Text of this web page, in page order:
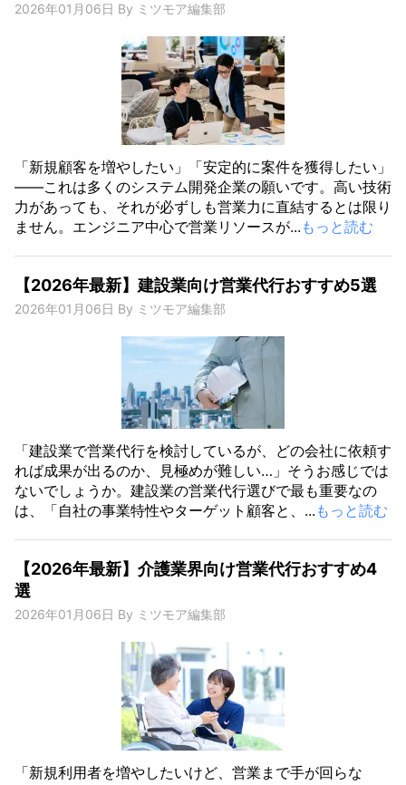
2026年01月06日 By ミツモア編集部
「新規顧客を増やしたい」「安定的に案件を獲得したい」
――これは多くのシステム開発企業の願いです。高い技術
力があっても、それが必ずしも営業力に直結するとは限り
ません。エンジニア中心で営業リソースが... もっと読む
【2026年最新】建設業向け営業代行おすすめ5選
2026年01月06日 By ミツモア編集部
「建設業で営業代行を検討しているが、どの会社に依頼す
れば成果が出るのか、見極めが難しい…」そうお感じでは
ないでしょうか。建設業の営業代行選びで最も重要なの
は、「自社の事業特性やターゲット顧客と、... もっと読む
【2026年最新】介護業界向け営業代行おすすめ4
選
2026年01月06日 By ミツモア編集部
「新規利用者を増やしたいけど、営業まで手が回らな